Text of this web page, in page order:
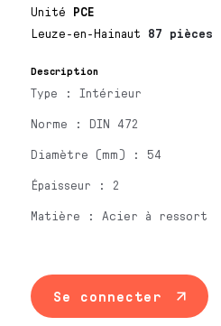
Unité PCE
Leuze-en-Hainaut 87 pièces
Description
Type : Intérieur
Norme : DIN 472
Diamètre (mm) : 54
Épaisseur : 2
Matière : Acier à ressort
Se connecter